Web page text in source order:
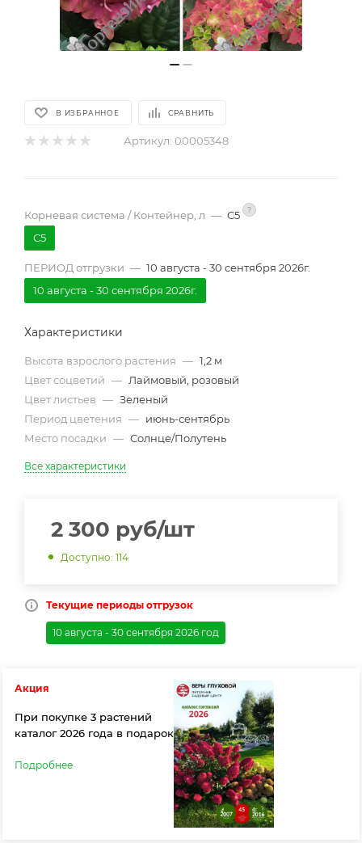
В ИЗБРАННОЕ СРАВНИТЬ
Артикул: 00005348
Корневая система / Контейнер, л — С5 ?
С5
ПЕРИОД отгрузки — 10 августа - 30 сентября 2026г.
10 августа - 30 сентября 2026г.
Характеристики
Высота взрослого растения — 1,2 м
Цвет соцветий — Лаймовый, розовый
Цвет листьев — Зеленый
Период цветения — июнь-сентябрь
Место посадки — Солнце/Полутень
Все характеристики
2 300 руб/шт
Доступно: 114
Текущие периоды отгрузок
10 августа - 30 сентября 2026 год
Акция
При покупке 3 растений
каталог 2026 года в подарок
Подробнее